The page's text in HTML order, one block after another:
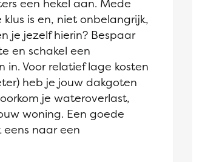
een hekel aan. Mede
is en, niet onbelangrijk,
je jezelf hierin? Bespaar
en schakel een
in. Voor relatief lage kosten
heb je jouw dakgoten
je wateroverlast,
woning. Een goede
eens naar een